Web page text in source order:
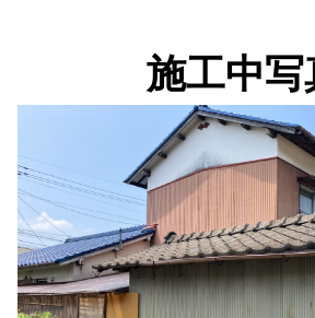
施工中写